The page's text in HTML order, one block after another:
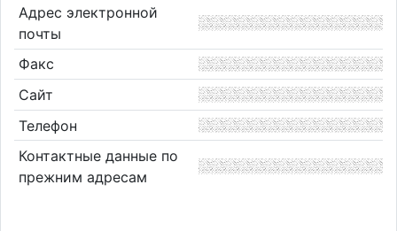
Адрес электронной
почты
Факс
Сайт
Телефон
Контактные данные по
прежним адресам